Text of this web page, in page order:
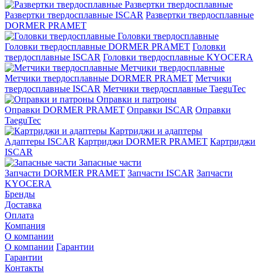
Развертки твердосплавные
Развертки твердосплавные ISCAR Развертки твердосплавные
DORMER PRAMET
Головки твердосплавные
Головки твердосплавные DORMER PRAMET Головки
твердосплавные ISCAR Головки твердосплавные KYOCERA
Метчики твердосплавные
Метчики твердосплавные DORMER PRAMET Метчики
твердосплавные ISCAR Метчики твердосплавные TaeguTec
Оправки и патроны
Оправки DORMER PRAMET Оправки ISCAR Оправки
TaeguTec
Картриджи и адаптеры
Адаптеры ISCAR Картриджи DORMER PRAMET Картриджи
ISCAR
Запасные части
Запчасти DORMER PRAMET Запчасти ISCAR Запчасти
KYOCERA
Бренды
Доставка
Оплата
Компания
О компании
О компании Гарантии
Гарантии
Контакты